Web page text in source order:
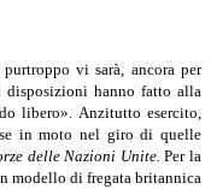
vi sarà, ancora per
disposizioni hanno fatto alla
libero». Anzitutto esercito,
in moto nel giro di quelle
delle Nazioni Unite. Per la
modello di fregata britannica